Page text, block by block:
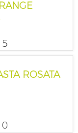
ROSATA